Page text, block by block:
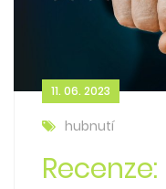
11. 06. 2023
hubnutí